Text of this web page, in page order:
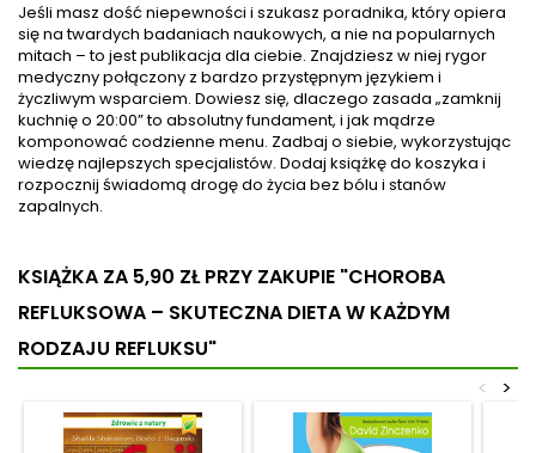
Jeśli masz dość niepewności i szukasz poradnika, który opiera
się na twardych badaniach naukowych, a nie na popularnych
mitach – to jest publikacja dla ciebie. Znajdziesz w niej rygor
medyczny połączony z bardzo przystępnym językiem i
życzliwym wsparciem. Dowiesz się, dlaczego zasada „zamknij
kuchnię o 20:00” to absolutny fundament, i jak mądrze
komponować codzienne menu. Zadbaj o siebie, wykorzystując
wiedzę najlepszych specjalistów. Dodaj książkę do koszyka i
rozpocznij świadomą drogę do życia bez bólu i stanów
zapalnych.
KSIĄŻKA ZA 5,90 ZŁPRZY ZAKUPIE "CHOROBA
REFLUKSOWA – SKUTECZNA DIETA W KAŻDYM
RODZAJU REFLUKSU"
>
<